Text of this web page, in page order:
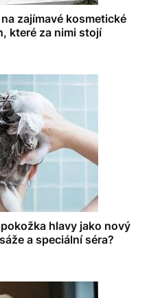
zajímavé kosmetické
které za nimi stojí
hlavy jako nový
a speciální séra?